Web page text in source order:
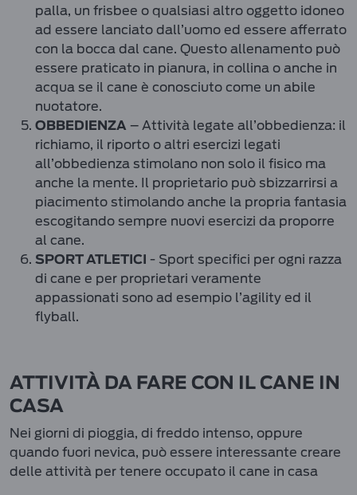
palla, un frisbee o qualsiasi altro oggetto idoneo
ad essere lanciato dall’uomo ed essere afferrato
con la bocca dal cane. Questo allenamento può
essere praticato in pianura, in collina o anche in
acqua se il cane è conosciuto come un abile
nuotatore.
OBBEDIENZA – Attività legate all’obbedienza: il
richiamo, il riporto o altri esercizi legati
all’obbedienza stimolano non solo il fisico ma
anche la mente. Il proprietario può sbizzarrirsi a
piacimento stimolando anche la propria fantasia
escogitando sempre nuovi esercizi da proporre
al cane.
SPORT ATLETICI - Sport specifici per ogni razza
di cane e per proprietari veramente
appassionati sono ad esempio l’agility ed il
flyball.
ATTIVITÀ DA FARE CON IL CANE IN
CASA
Nei giorni di pioggia, di freddo intenso, oppure
quando fuori nevica, può essere interessante creare
delle attività per tenere occupato il cane in casa